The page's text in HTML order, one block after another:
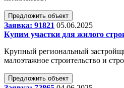
Предложить объект
Заявка: 91821 05.06.2025
Купим участки для жилого
Крупный региональный
малоэтажное строительство и
Предложить объект